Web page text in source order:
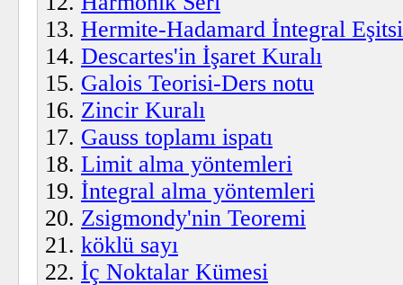
Hermite-Hadamard İntegral
Descartes'in İşaret Kuralı
Galois Teorisi-Ders notu
Zincir Kuralı
Gauss toplamı ispatı
Limit alma yöntemleri
İntegral alma yöntemleri
Zsigmondy'nin Teoremi
köklü sayı
İç Noktalar Kümesi